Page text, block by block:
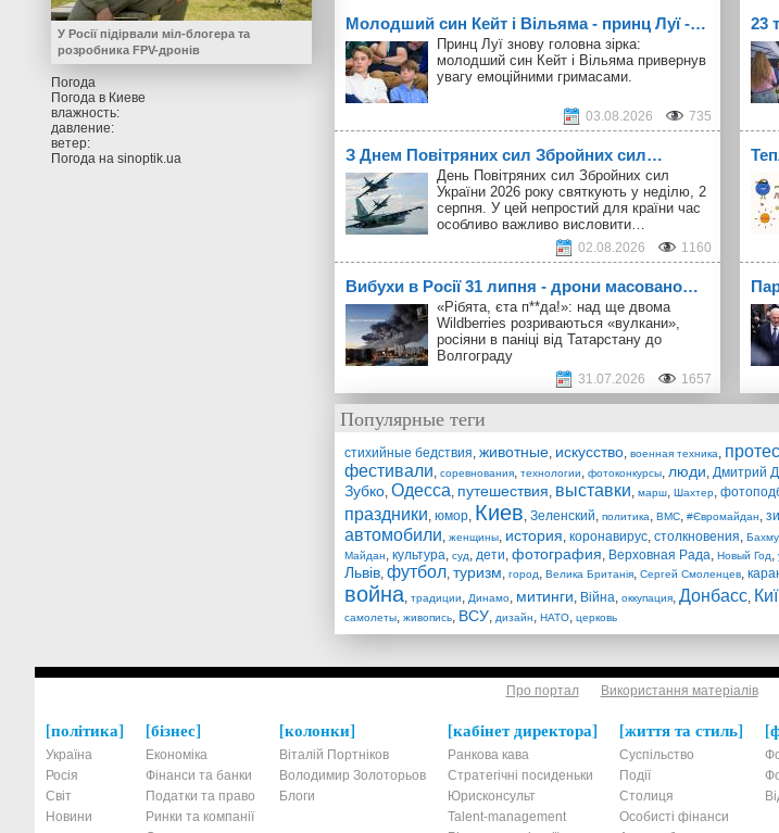
Молодший син Кейт і Вільяма - принц Луї -…
Принц Луї знову головна зірка:
молодший син Кейт і Вільяма привернув
увагу емоційними гримасами.
03.08.2026 735
З Днем Повітряних сил Збройних сил…
День Повітряних сил Збройних сил
України 2026 року святкують у неділю, 2
серпня. У цей непростий для країни час
особливо важливо висловити…
02.08.2026 1160
Вибухи в Росії 31 липня - дрони масовано…
«Рібята, єта п**да!»: над ще двома
Wildberries розриваються «вулкани»,
росіяни в паніці від Татарстану до
Волгограду
31.07.2026 1657
23
Популярные теги
стихийные бедствия, животные, искусство, военная техника,
фестивали, соревнования, технологии, фотоконкурсы, люди, Дмитрий
Зубко, Одесса, путешествия, выставки, марш, Шахтер,
праздники, юмор, Киев, Зеленский, политика, ВМС, #Євромайдан,
автомобили, женщины, история, коронавирус, столкновения,
Майдан, культура, суд, дети, фотография, Верховная Рада, Новый Год,
Львів, футбол, туризм, город, Велика Британія, Сергей Смоленцев,
война, традиции, Динамо, митинги, Війна, оккупация, Донбасс,
самолеты, живопись, ВСУ, дизайн, НАТО, церковь
У Росії підірвали міл-блогера та
розробника FPV-дронів
Погода
Погода в Киеве
влажность:
давление:
ветер:
Погода на sinoptik.ua
Про портал Використання матеріалів
політика
Україна
Росія
Світ
Новини
бізнес
Економіка
Фінанси та банки
Податки та право
Ринки та компанії
колонки
Віталій Портніков
Володимир Золоторьов
Блоги
кабінет директора
Ранкова кава
Стратегічні посиденьки
Юрисконсульт
Talent-management
життя та стиль
Суспільство
Події
Столиця
Особисті фінанси